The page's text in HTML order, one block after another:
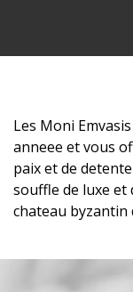
Les Moni
anneee et vous
paix et de
souffle de luxe et
chateau byzantin